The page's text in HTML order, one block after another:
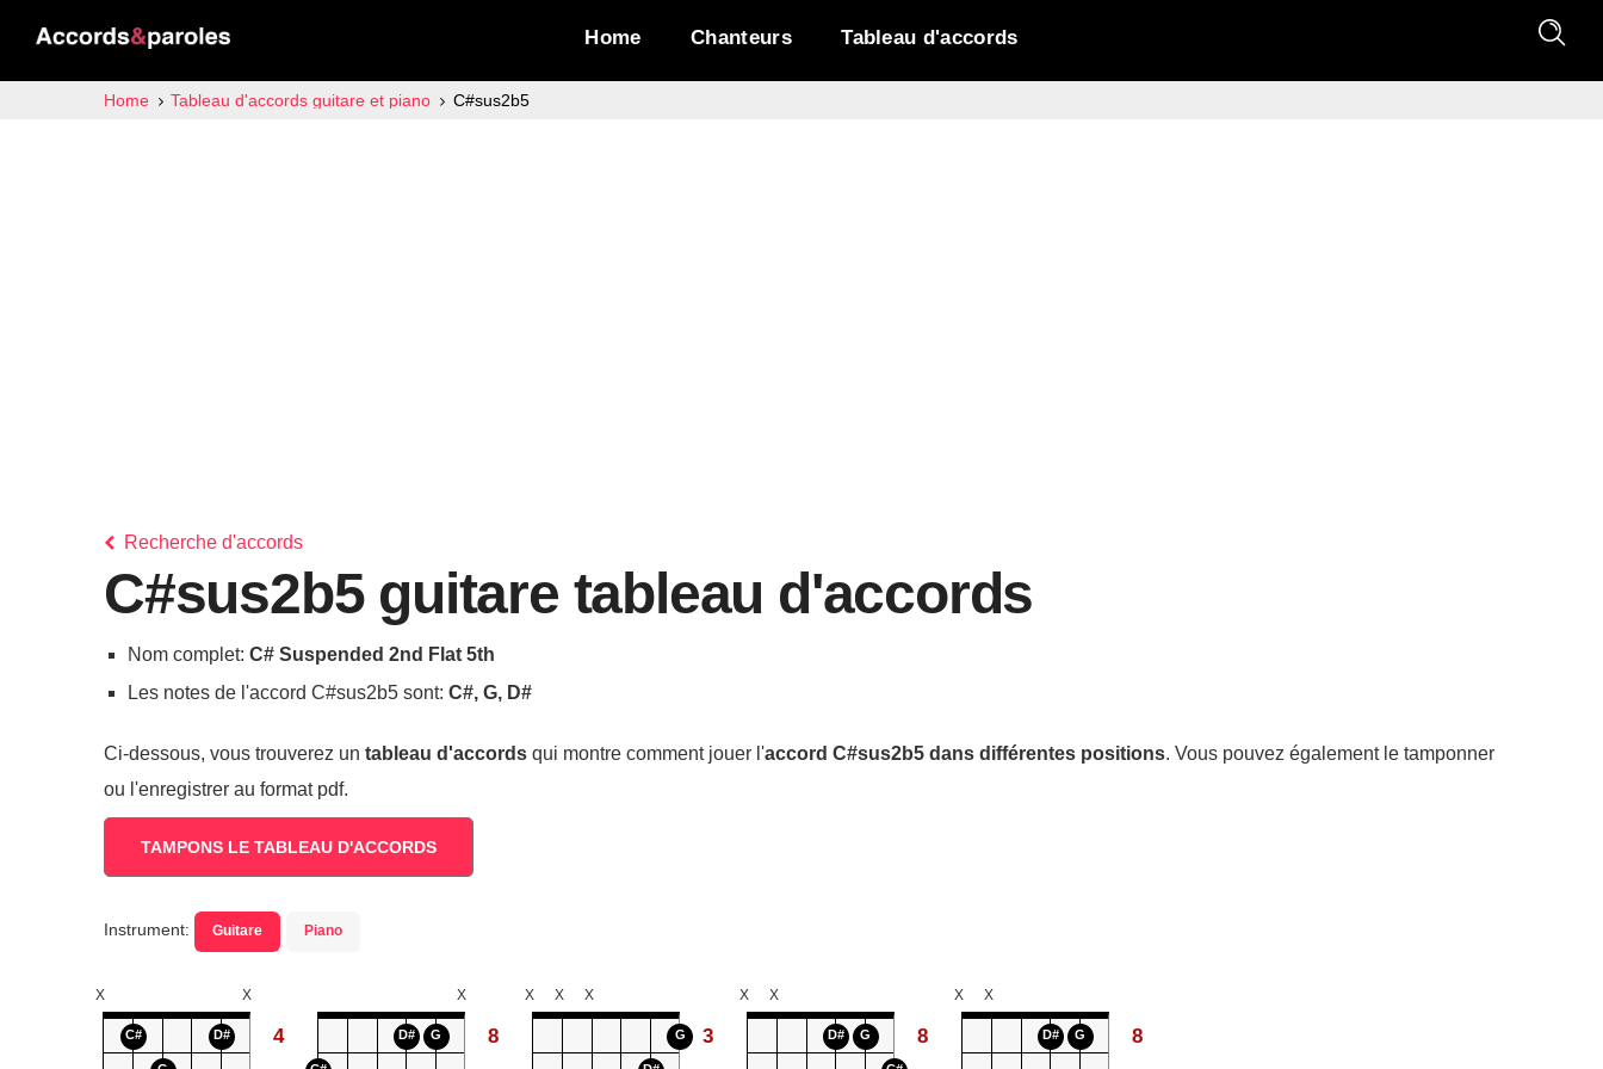
Home Chanteurs Tableau d'accords
Home Tableau d'accords guitare et piano C#sus2b5
Recherche d'accords
C#sus2b5 guitare tableau d'accords
Nom complet: C# Suspended 2nd Flat 5th
Les notes de l'accord C#sus2b5 sont: C#, G, D#
Ci-dessous, vous trouverez un tableau d'accords qui montre comment jouer l'accord C#sus2b5 dans différentes positions. Vous pouvez également le tamponner
ou l'enregistrer au format pdf.
TAMPONS LE TABLEAU D'ACCORDS
Instrument: Guitare Piano
C# D#
X X
4 D# G
X
8 G
X X X
3 D# G
X X
8 D# G
X X
8